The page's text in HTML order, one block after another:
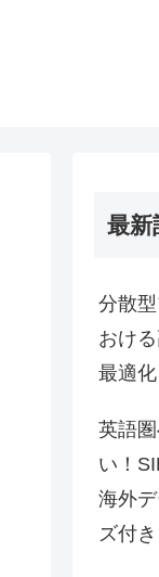
最新
分散
おけ
最適化
英語
い！
海外
ズ付き